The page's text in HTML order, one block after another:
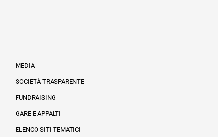
MEDIA
SOCIETÀ TRASPARENTE
FUNDRAISING
GARE E APPALTI
ELENCO SITI TEMATICI